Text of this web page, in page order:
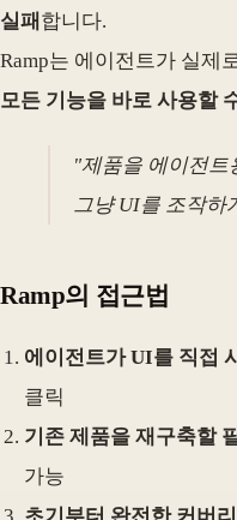
실패 합니다.
Ramp는 에이전트가 실제
모든 기능을 바로 사용할
"제품을 에이전트
그냥 UI를 조작하
Ramp의 접근법
에이전트가 UI를 직접
클릭
기존 제품을 재구축할
가능
초기부터 완전한 커버리